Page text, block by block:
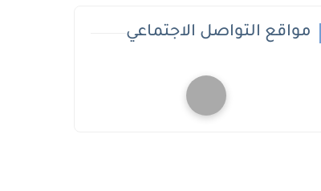
مواقع التواصل الاجتماعي